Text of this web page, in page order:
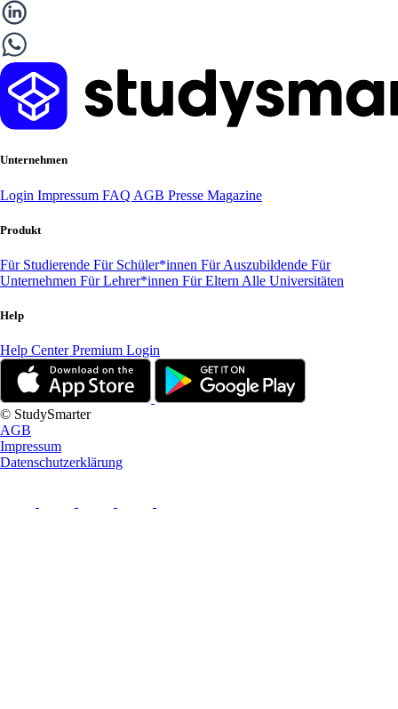
Unternehmen
Login Impressum FAQ AGB Presse Magazine
Produkt
Für Studierende Für Schüler*innen Für Auszubildende Für
Unternehmen Für Lehrer*innen Für Eltern Alle Universitäten
Help
Help CenterPremium Login
© StudySmarter
AGB
Impressum
Datenschutzerklärung